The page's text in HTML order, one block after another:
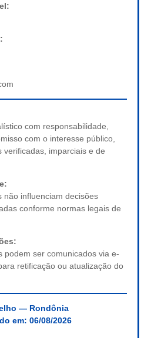
com responsabilidade,
com o interesse público,
verificadas, imparciais e de
não influenciam decisões
conforme normas legais de
podem ser comunicados via e-
retificação ou atualização do
— Rondônia
em: 06/08/2026